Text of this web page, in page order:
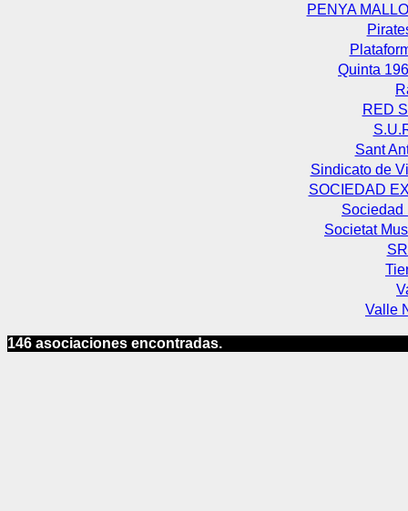
PENYA
Quinta
RED
Sant
Sindicato de
SOCIEDAD
Sociedad
Societat
Valle
146 asociaciones encontradas.